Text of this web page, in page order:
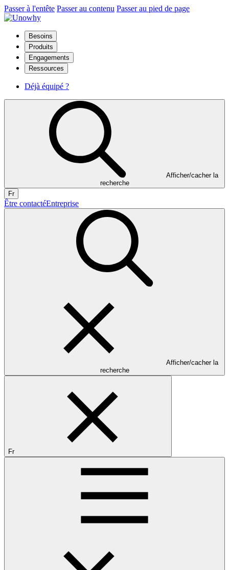
Passer à l'entête Passer au contenu Passer au pied de page
Besoins
Produits
Engagements
Ressources
Déjà équipé ?
Afficher/cacher la
recherche
Fr
Être contactéEntreprise
Afficher/cacher la
recherche
Fr